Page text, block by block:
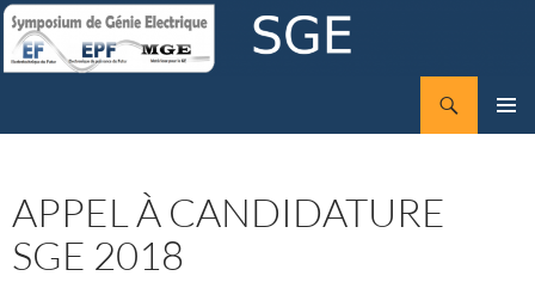
Aller
au
contenu
APPEL À CANDIDATURE
SGE 2018